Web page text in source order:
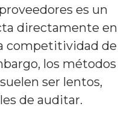
es un
directamente en
competitividad de
los métodos
ser lentos,
de auditar.